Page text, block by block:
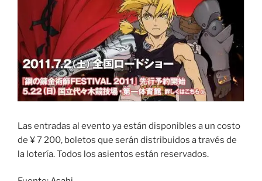
Las entradas al evento ya están disponibles a un costo
de ¥ 7 200, boletos que serán distribuidos a través de
la lotería. Todos los asientos están reservados.